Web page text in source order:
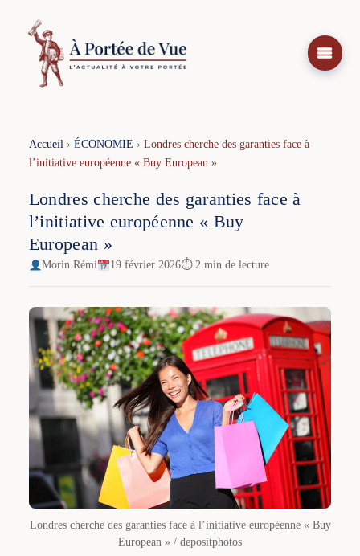
contenu
Accueil› ÉCONOMIE › Londres cherche des garanties face à
l’initiative européenne « Buy European »
Londres cherche des garanties face à
l’initiative européenne « Buy
European »
Morin Rémi 19 février 2026⏱ 2 min de lecture
Londres cherche des garanties face à l’initiative européenne « Buy
European » / depositphotos